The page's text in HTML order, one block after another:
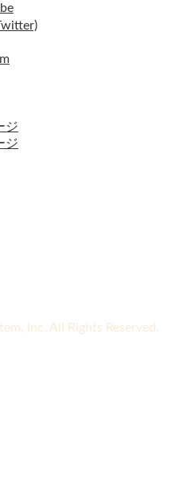
ジ
ジ
Inc. All Rights Reserved.